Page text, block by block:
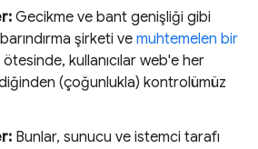
Gecikme ve bant genişliği gibi
şirketi ve muhtemelen bir
kullanıcılar web'e her
(çoğunlukla) kontrolümüz
Bunlar, sunucu ve istemci tarafı